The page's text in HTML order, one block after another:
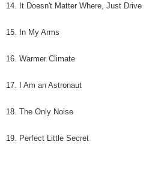
14. It Doesn't Matter Where, Just Drive
15. In My Arms
16. Warmer Climate
17. I Am an Astronaut
18. The Only Noise
19. Perfect Little Secret